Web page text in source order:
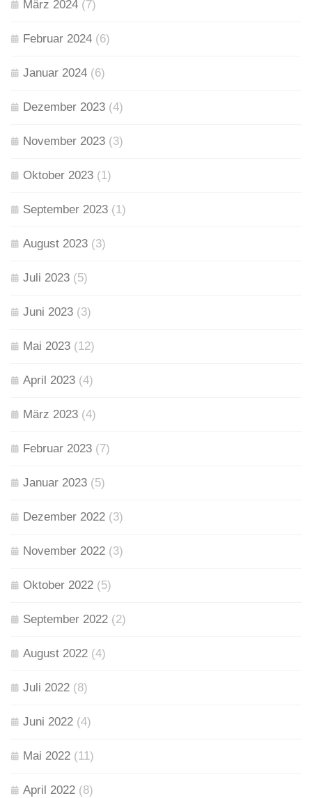
März 2024 (7)
Februar 2024 (6)
Januar 2024 (6)
Dezember 2023 (4)
November 2023 (3)
Oktober 2023 (1)
September 2023 (1)
August 2023 (3)
Juli 2023 (5)
Juni 2023 (3)
Mai 2023 (12)
April 2023 (4)
März 2023 (4)
Februar 2023 (7)
Januar 2023 (5)
Dezember 2022 (3)
November 2022 (3)
Oktober 2022 (5)
September 2022 (2)
August 2022 (4)
Juli 2022 (8)
Juni 2022 (4)
Mai 2022 (11)
April 2022 (8)